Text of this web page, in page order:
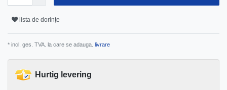
lista de dorințe
* incl. ges. TVA. la care se adauga. livrare
Hurtig levering